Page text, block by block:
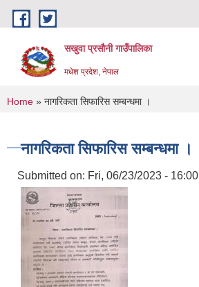
Skip to main content
सखुवा प्रसौनी गाउँपालिका
मधेश प्रदेश, नेपाल
You are here
Home » नागरिकता सिफारिस सम्बन्धमा ।
नागरिकता सिफारिस सम्बन्धमा ।
Submitted on: Fri, 06/23/2023 - 16:00